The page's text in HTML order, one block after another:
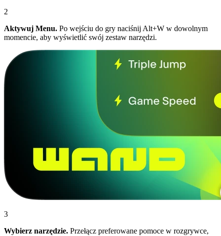
2
Aktywuj Menu. Po wejściu do gry naciśnij Alt+W w dowolnym
momencie, aby wyświetlić swój zestaw narzędzi.
3
Wybierz narzędzie. Przełącz preferowane pomoce w rozgrywce,